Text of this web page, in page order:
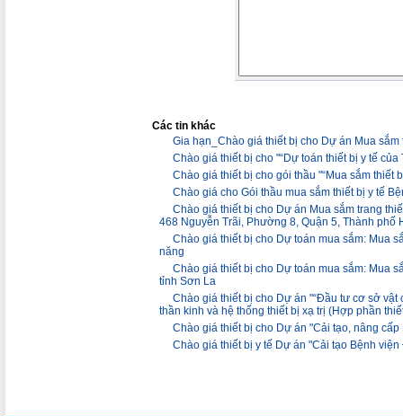
Các tin khác
Gia hạn_Chào giá thiết bị cho Dự án Mua
Chào giá thiết bị cho "“Dự toán thiết bị y tế
Chào giá thiết bị cho gói thầu "“Mua sắm thiết
Chào giá cho Gói thầu mua sắm thiết bị y tế
Chào giá thiết bị cho Dự án Mua sắm trang
468 Nguyễn Trãi, Phường 8, Quận 5, Thành phố
Chào giá thiết bị cho Dự toán mua sắm: Mua
năng
Chào giá thiết bị cho Dự toán mua sắm: Mua
tỉnh Sơn La
Chào giá thiết bị cho Dự án "“Đầu tư cơ sở vật
thần kinh và hệ thống thiết bị xạ trị (Hợp phần
Chào giá thiết bị cho Dự án "Cải tạo, nâng
Chào giá thiết bị y tế Dự án "Cải tạo Bệnh